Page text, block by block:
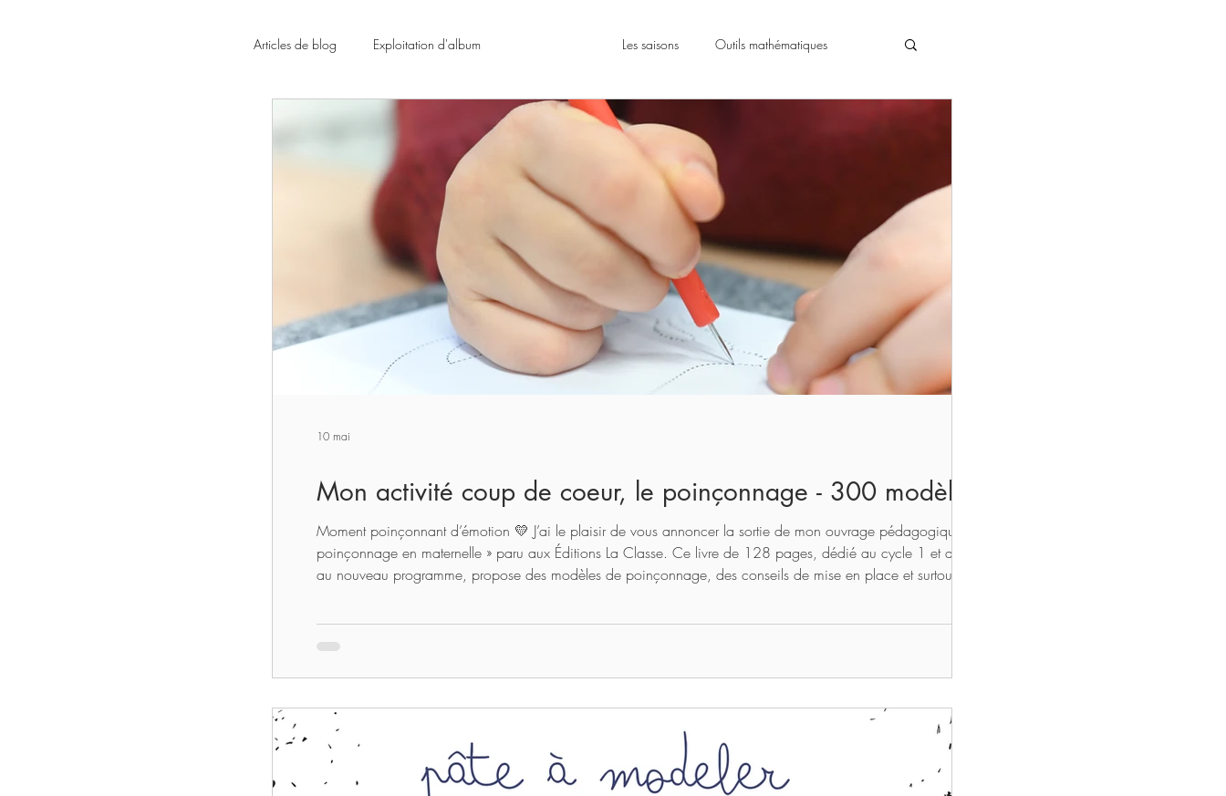
Articles de blog Exploitation d'album Les saisons Outils mathématiques
Jeux péda Halloween
Retour au calme Explorer le monde Arts / bricolages Brevet autonome
Activité autonome Carnaval Noël La ferme Graphisme Plantations
Rentrée scolaire Les livrets des élèves Coloriages Epiphanie
Mon activité coup de coeur, le poinçonnage - 300 modèles
Moment poinçonnant d’émotion 💛 J’ai le plaisir de vous annoncer la sortie de mon ouvrage pédagogique « Le
poinçonnage en maternelle » paru aux Éditions La Classe. Ce livre de 128 pages, dédié au cycle 1 et adapté
au nouveau programme, propose des modèles de poinçonnage, des conseils de mise en place et surtout, des
10 mai